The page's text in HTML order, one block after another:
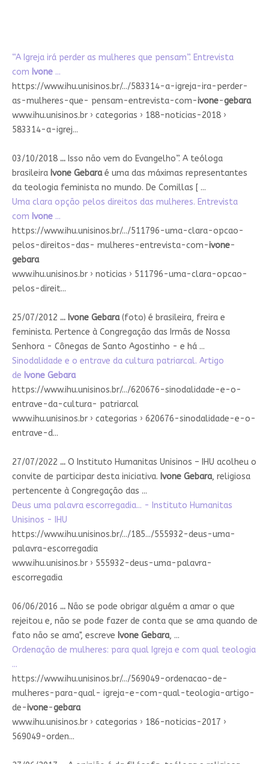
“A Igreja irá perder as mulheres que pensam”. Entrevista
com Ivone...
https://www.ihu.unisinos.br/.../583314-a-igreja-ira-perder-
as-mulheres-que- pensam-entrevista-com-ivone-gebara
www.ihu.unisinos.br › categorias › 188-noticias-2018 ›
583314-a-igrej...
03/10/2018 ...Isso não vem do Evangelho”. A teóloga
brasileira Ivone Gebaraé uma das máximas representantes
da teologia feminista no mundo. De Comillas [ ...
Uma clara opção pelos direitos das mulheres. Entrevista
com Ivone...
https://www.ihu.unisinos.br/.../511796-uma-clara-opcao-
pelos-direitos-das- mulheres-entrevista-com-ivone-
gebara
www.ihu.unisinos.br › noticias › 511796-uma-clara-opcao-
pelos-direit...
25/07/2012 ... Ivone Gebara(foto) é brasileira, freira e
feminista. Pertence à Congregação das Irmãs de Nossa
Senhora - Cônegas de Santo Agostinho - e há ...
Sinodalidade e o entrave da cultura patriarcal. Artigo
de Ivone Gebara
https://www.ihu.unisinos.br/.../620676-sinodalidade-e-o-
entrave-da-cultura- patriarcal
www.ihu.unisinos.br › categorias › 620676-sinodalidade-e-o-
entrave-d...
27/07/2022 ...O Instituto Humanitas Unisinos – IHU acolheu o
convite de participar desta iniciativa. Ivone Gebara, religiosa
pertencente à Congregação das ...
Deus uma palavra escorregadia... - Instituto Humanitas
Unisinos - IHU
https://www.ihu.unisinos.br/.../185.../555932-deus-uma-
palavra-escorregadia
www.ihu.unisinos.br › 555932-deus-uma-palavra-
escorregadia
06/06/2016 ...Não se pode obrigar alguém a amar o que
rejeitou e, não se pode fazer de conta que se ama quando de
fato não se ama", escreve Ivone Gebara, ...
Ordenação de mulheres: para qual Igreja e com qual teologia
...
https://www.ihu.unisinos.br/.../569049-ordenacao-de-
mulheres-para-qual- igreja-e-com-qual-teologia-artigo-
de-ivone-gebara
www.ihu.unisinos.br › categorias › 186-noticias-2017 ›
569049-orden...